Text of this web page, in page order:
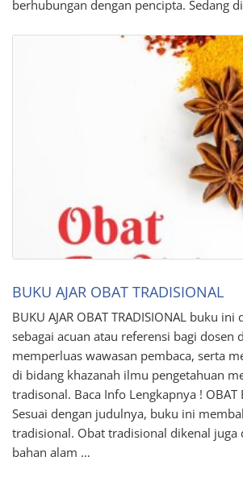
berhubungan dengan pencipta. Sedang
BUKU AJAR OBAT TRADISIONAL
BUKU AJAR OBAT TRADISIONAL buku
sebagai acuan atau referensi bagi dosen
memperluas wawasan pembaca, serta
di bidang khazanah ilmu pengetahuan
tradisonal. Baca Info Lengkapnya ! OBAT
Sesuai dengan judulnya, buku ini
tradisional. Obat tradisional dikenal juga
bahan alam …